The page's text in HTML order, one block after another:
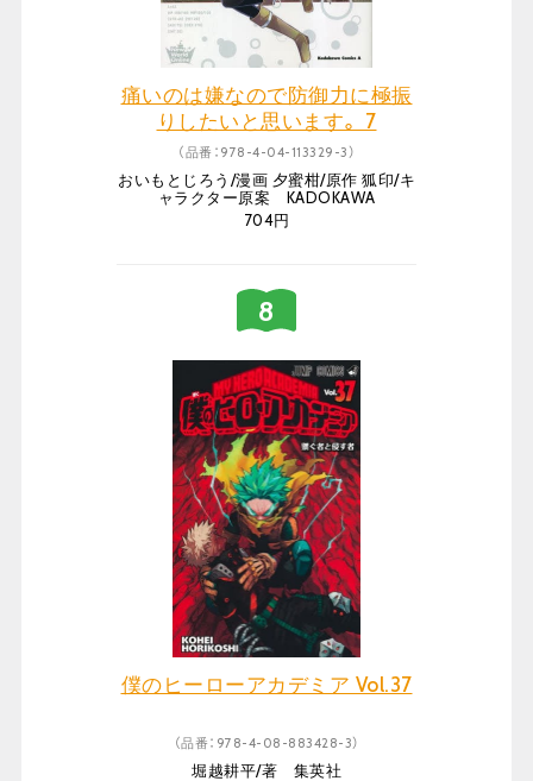
痛いのは嫌なので防御力に極振
りしたいと思います。 7
（品番：978-4-04-113329-3）
おいもとじろう/漫画 夕蜜柑/原作 狐印/キ
ャラクター原案 KADOKAWA
704円
僕のヒーローアカデミア Vol.37
（品番：978-4-08-883428-3）
堀越耕平/著 集英社